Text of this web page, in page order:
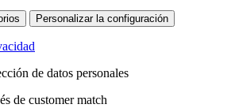
Personalizar la configuración
de datos personales
de customer match